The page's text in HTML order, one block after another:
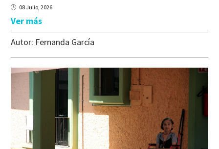
08 Julio, 2026
Ver más
Autor: Fernanda García